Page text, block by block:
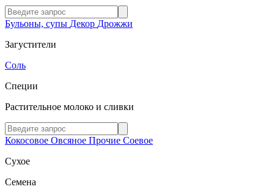
Бульоны, супы Декор Дрожжи
Загустители
Соль
Специи
Растительное молоко и сливки
Кокосовое Овсяное Прочие Соевое
Сухое
Семена